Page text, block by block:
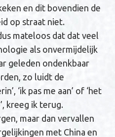
en dit bovendien de
op straat niet.
mateloos dat dat veel
als onvermijdelijk
geleden ondenkbaar
zo luidt de
‘ik pas me aan’ of ‘het
kreeg ik terug.
maar dan vervallen
met China en